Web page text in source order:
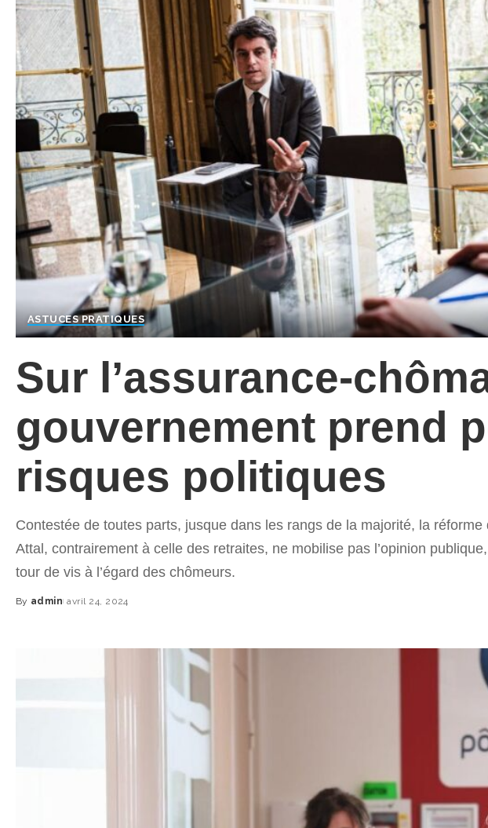
ASTUCES PRATIQUES
Sur l’assurance-
gouvernement prend
risques politiques
Contestée de toutes parts, jusque dans les rangs de la majorité, la réforme
Attal, contrairement à celle des retraites, ne mobilise pas l’opinion
tour de vis à l’égard des chômeurs.
Posted
By admin avril 24, 2024